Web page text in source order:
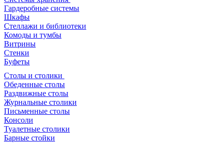
Гардеробные системы
Шкафы
Стеллажи и библиотеки
Комоды и тумбы
Витрины
Стенки
Буфеты
Столы и столики
Обеденные столы
Раздвижные столы
Журнальные столики
Письменные столы
Консоли
Туалетные столики
Барные стойки